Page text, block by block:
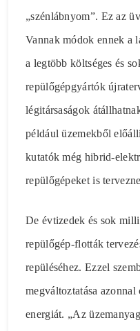
„szénlábnyom”. Ez az
Vannak módok ennek a
a legtöbb költséges és
repülőgépgyártók
légitársaságok
például üzemekből
kutatók még hibrid-
repülőgépeket is
De évtizedek és sok
repülőgép-flották
repüléséhez. Ezzel
megváltoztatása
energiát. „Az